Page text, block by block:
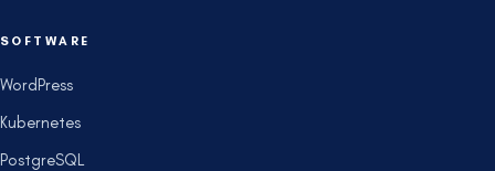
SOFTWARE
WordPress
Kubernetes
PostgreSQL